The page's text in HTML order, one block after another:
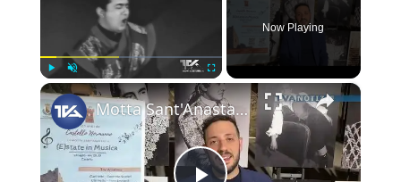
Play Unmute Fullscreen
Now Playing
×
Motta Sant'Anastasia. L'omaggio al tenore mottese Giuseppe Di Stefano nel giorno della sua nascita.